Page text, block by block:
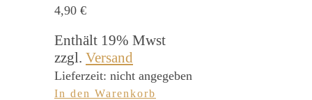
4,90 €
Enthält 19% Mwst
zzgl. Versand
Lieferzeit: nicht angegeben
In den Warenkorb